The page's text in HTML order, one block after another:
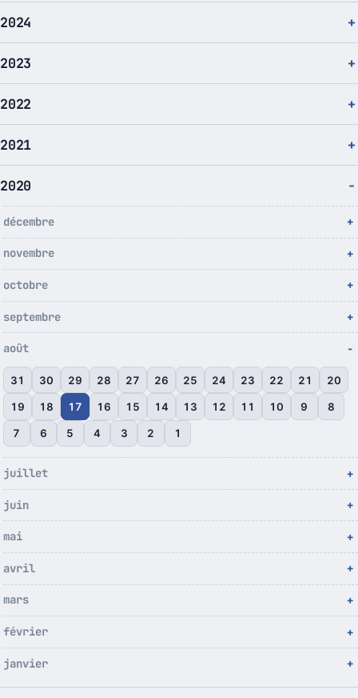
2024
2023
2022
2021
2020
décembre
novembre
octobre
septembre
août
31 30 29 28 27 26 25 24 23 22 21 20
19 18 17 16 15 14 13 12 11 10 9 8
7 6 5 4 3 2 1
juillet
juin
mai
avril
mars
février
janvier